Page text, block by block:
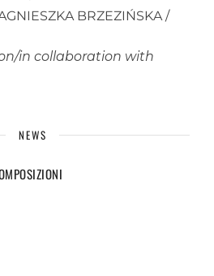
BRZEZIŃSKA /
in collaboration with
NEWS